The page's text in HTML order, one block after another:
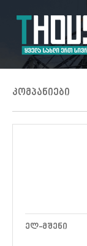
კომპანიები
ᲔᲚ-ᲛᲨᲔᲜᲘ